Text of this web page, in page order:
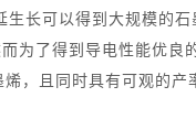
长可以得到大规模的
了得到导电性能优
，且同时具有可观的